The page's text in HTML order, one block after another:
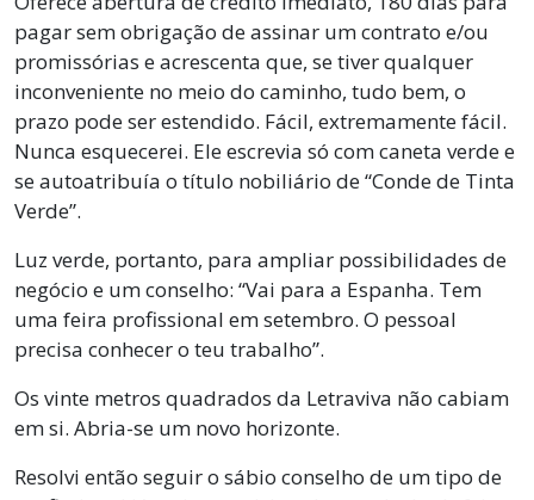
pagar sem obrigação de assinar um contrato e/ou
promissórias e acrescenta que, se tiver qualquer
inconveniente no meio do caminho, tudo bem, o
prazo pode ser estendido. Fácil, extremamente fácil.
Nunca esquecerei. Ele escrevia só com caneta verde e
se autoatribuía o título nobiliário de “Conde de Tinta
Verde”.
Luz verde, portanto, para ampliar possibilidades de
negócio e um conselho: “Vai para a Espanha. Tem
uma feira profissional em setembro. O pessoal
precisa conhecer o teu trabalho”.
Os vinte metros quadrados da Letraviva não cabiam
em si. Abria-se um novo horizonte.
Resolvi então seguir o sábio conselho de um tipo de